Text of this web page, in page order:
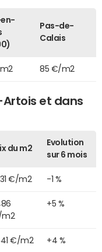
Pas-de-
Calais
85 €/m2
et dans
du m2
Evolution
sur 6 mois
531 €/m2 -1 %
+5 %
641 €/m2 +4 %